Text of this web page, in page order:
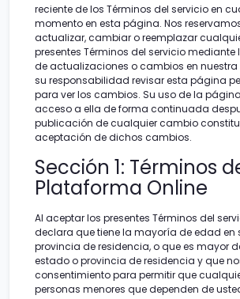
reciente de los Términos del servicio en
momento en esta página. Nos
actualizar, cambiar o reemplazar
presentes Términos del servicio
de actualizaciones o cambios en nuestra
su responsabilidad revisar esta página
para ver los cambios. Su uso de la
acceso a ella de forma continuada
publicación de cualquier cambio
aceptación de dichos cambios.
Sección 1: Términos
Plataforma Online
Al aceptar los presentes Términos del
declara que tiene la mayoría de edad en
provincia de residencia, o que es mayor
estado o provincia de residencia y que
consentimiento para permitir que
personas menores que dependen de